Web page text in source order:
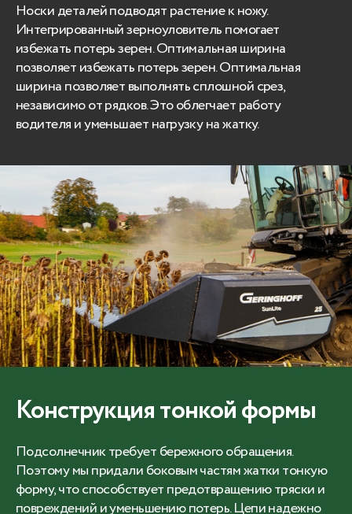
Носки деталей подводят растение к ножу.
Интегрированный зерноуловитель помогает
избежать потерь зерен. Оптимальная ширина
позволяет избежать потерь зерен. Оптимальная
ширина позволяет выполнять сплошной срез,
независимо от рядков. Это облегчает работу
водителя и уменьшает нагрузку на жатку.
Конструкция тонкой формы
Подсолнечник требует бережного обращения.
Поэтому мы придали боковым частям жатки тонкую
форму, что способствует предотвращению тряски и
повреждений и уменьшению потерь. Цепи надежно